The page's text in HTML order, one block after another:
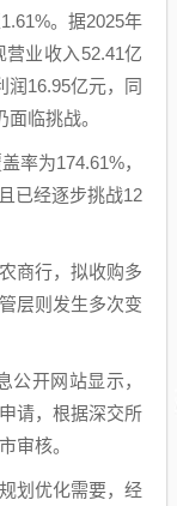
。据2025年
业收入52.41亿
润16.95亿元，同
临挑战。
率为174.61%，
已经逐步挑战12
商行，拟收购多
层则发生多次变
公开网站显示，
请，根据深交所
审核。
划优化需要，经